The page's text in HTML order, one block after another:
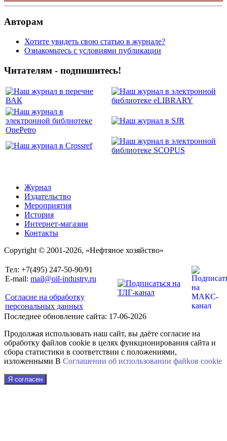
Авторам
Хотите увидеть свою статью в журнале?
Ознакомьтесь с условиями публикации
Читателям - подпишитесь!
Журнал
Издательство
Мероприятия
История
Интернет-магазин
Контакты
Copyright © 2001-2026, «Нефтяное хозяйство»
Тел: +7(495) 247-50-90/91
E-mail: mail@oil-industry.ru
Согласие на обработку
персональных данных
Последнее обновление сайта: 17-06-2026
Продолжая использовать наш сайт, вы даёте согласие на
обработку файлов cookie в целях функционирования сайта и
сбора статистики в соответствии с положениями,
изложенными В Соглашении об использовании файkов cookie
Я согласен